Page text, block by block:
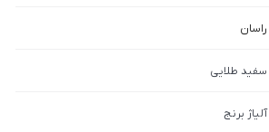
راسان
سفید طلایی
آلیاژ برنج